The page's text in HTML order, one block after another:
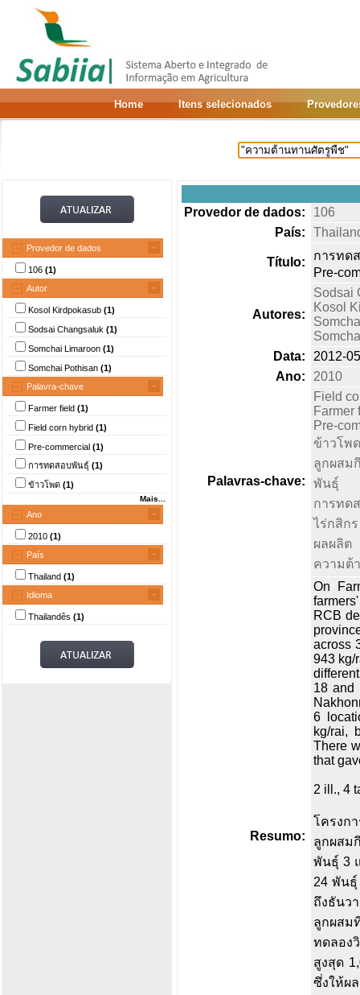
Home Itens selecionados
Provedor de dados
106 (1)
Autor
Kosol Kirdpokasub (1)
Sodsai Changsaluk (1)
Somchai Limaroon (1)
Somchai Pothisan (1)
Palavra-chave
Farmer field (1)
Field corn hybrid (1)
Pre-commercial (1)
การทดสอบพันธุ์ (1)
ข้าวโพด (1)
Mais...
Ano
2010 (1)
País
Thailand (1)
Idioma
Thailandês (1)
Provedor de dados:
106
País:
Título:
การทด
Pre-
Autores:
Sodsai
Kosol
Data:
2012-
Ano:
2010
Palavras-chave:
Field
Farmer
Pre-
ข้าวโพด
ลูกผสม
พันธุ์
การทด
ไร่กสิกร
ผลผลิต
ความต้
Resumo:
On
RCB
across
943 kg/
18 and
6
kg/rai,
There
that
2 ill., 4
โครงก
ลูกผสม
พันธุ์ 3
24 พันธุ์
ถึงธันว
ลูกผสม
ทดลอง
สูงสุด
ซึ่งให้ผ